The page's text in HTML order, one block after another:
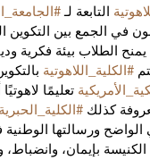
التابعة لـ
في الجمع بين التكوين
يمنح الطلاب بيئة فكرية
#الكلية_اللاهوتية
تعليمًا
كذلك
الواضح ورسالتها
بإيمان،